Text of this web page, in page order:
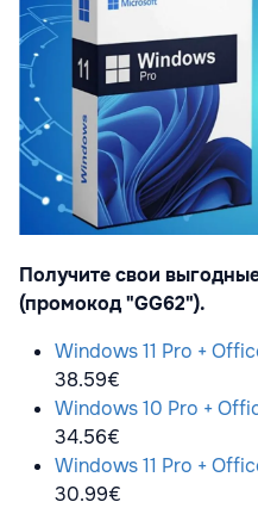
Получите свои
(промокод "GG62").
Windows 11 Pro +
38.59€
Windows 10 Pro +
34.56€
Windows 11 Pro +
30.99€